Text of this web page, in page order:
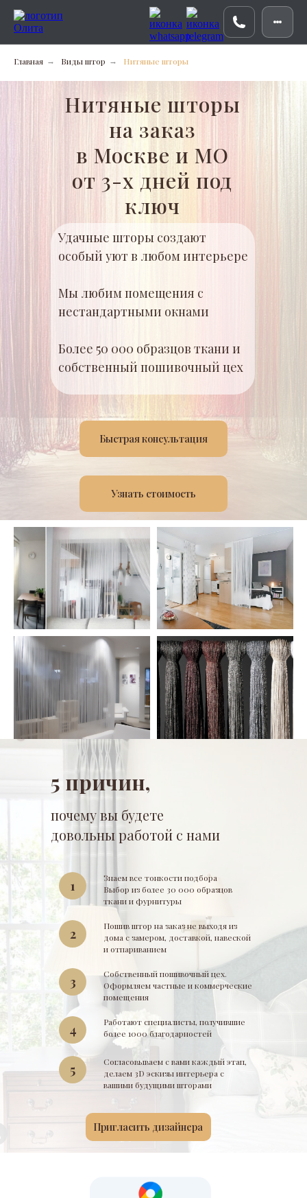
Главная → Виды штор → Нитяные шторы
Нитяные шторы
на заказ
в Москве и МО
от 3-х дней под
ключ
Быстрая консультация
Удачные шторы создают
особый уют в любом интерьере
Мы любим помещения с
нестандартными окнами
Более 50 000 образцов ткани и
собственный пошивочный цех
Узнать стоимость
Знаем все тонкости подбора
Выбор из более 30 000 образцов
ткани и фурнитуры
1
Пошив штор на заказ не выходя из
дома с замером, доставкой, навеской
и отпариванием
2
Собственный пошивочный цех.
Оформляем частные и коммерческие
помещения
3
Работают специалисты, получившие
более 1000 благодарностей
4
Согласовываем с вами каждый этап,
делаем 3D эскизы интерьера с
вашими будущими шторами
5
5 причин,
почему вы будете
довольны работой с нами
Пригласить дизайнера